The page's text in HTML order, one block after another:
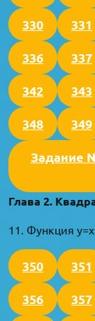
330 331
336 337
342 343
348 349
Задание
Глава 2.
11. Функция y=x
350 351
356 357